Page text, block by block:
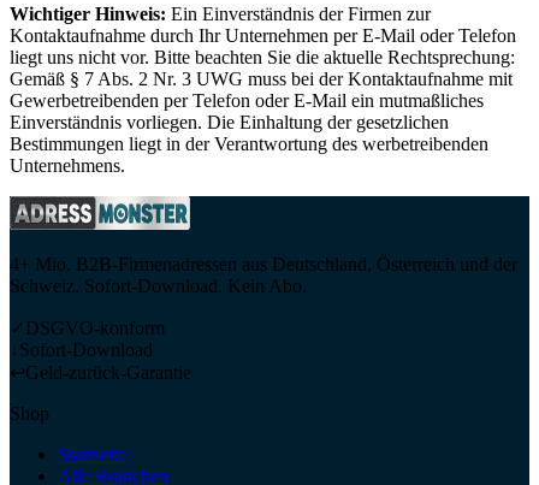
Wichtiger Hinweis: Ein Einverständnis der Firmen zur
Kontaktaufnahme durch Ihr Unternehmen per E-Mail oder Telefon
liegt uns nicht vor. Bitte beachten Sie die aktuelle Rechtsprechung:
Gemäß § 7 Abs. 2 Nr. 3 UWG muss bei der Kontaktaufnahme mit
Gewerbetreibenden per Telefon oder E-Mail ein mutmaßliches
Einverständnis vorliegen. Die Einhaltung der gesetzlichen
Bestimmungen liegt in der Verantwortung des werbetreibenden
Unternehmens.
4+ Mio. B2B-Firmenadressen aus Deutschland, Österreich und der
Schweiz. Sofort-Download. Kein Abo.
✓ DSGVO-konform
↓Sofort-Download
↩Geld-zurück-Garantie
Shop
Startseite
Alle Branchen